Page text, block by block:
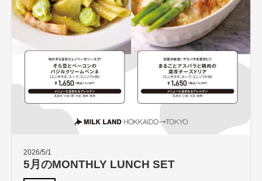
2026/5/1
5月のMONTHLY LUNCH SET